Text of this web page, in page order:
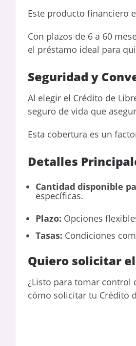
Este producto financiero
Con plazos de 6 a 60
el préstamo ideal para
Seguridad y
Al elegir el Crédito de
seguro de vida que
Esta cobertura es un
Detalles
Cantidad disponible
específicas.
Plazo: Opciones
Tasas: Condiciones
Quiero solicitar
¿Listo para tomar control
cómo solicitar tu Crédito